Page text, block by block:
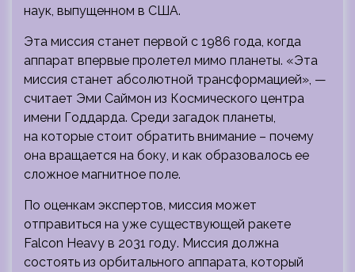
наук, выпущенном в США.
Эта миссия станет первой с 1986 года, когда
аппарат впервые пролетел мимо планеты. «Эта
миссия станет абсолютной трансформацией», —
считает Эми Саймон из Космического центра
имени Годдарда. Среди загадок планеты,
на которые стоит обратить внимание – почему
она вращается на боку, и как образовалось ее
сложное магнитное поле.
По оценкам экспертов, миссия может
отправиться на уже существующей ракете
Falcon Heavy в 2031 году. Миссия должна
состоять из орбитального аппарата, который